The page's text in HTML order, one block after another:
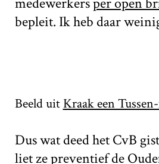
bepleit. Ik heb daar
Beeld uit Kraak een
Dus wat deed het CvB
liet ze preventief de